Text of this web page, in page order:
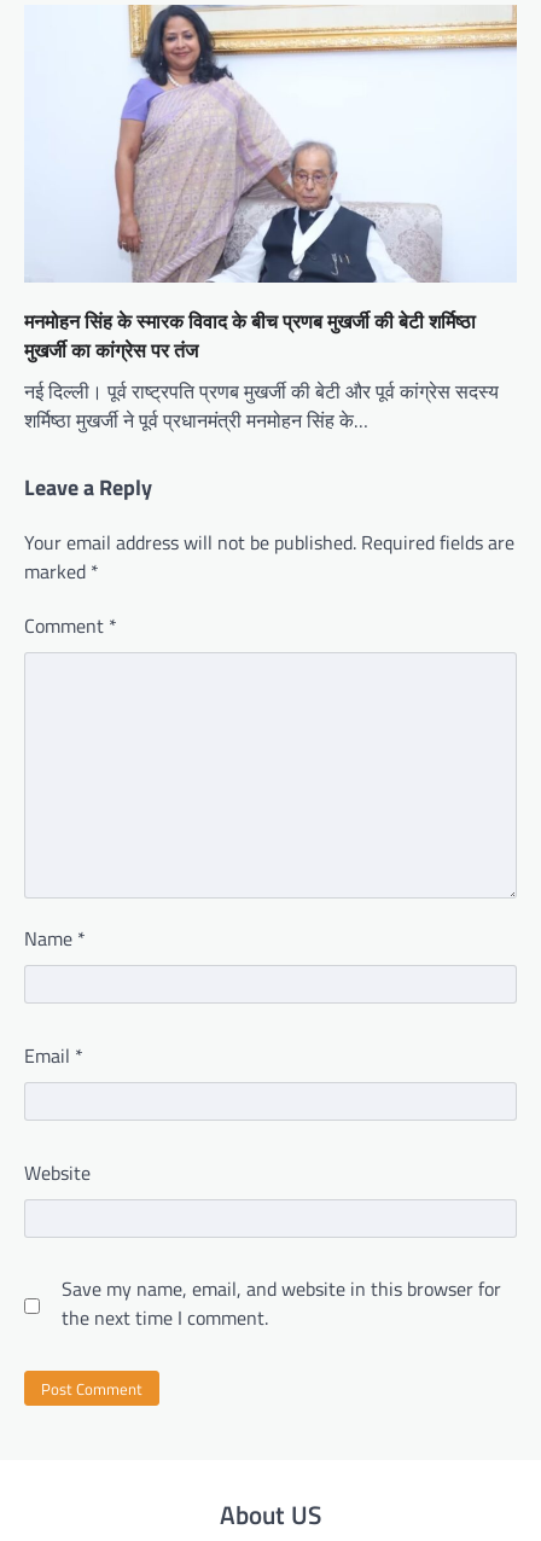
मनमोहन सिंह के स्मारक विवाद के बीच प्रणब मुखर्जी की बेटी शर्मिष्ठा
मुखर्जी का कांग्रेस पर तंज
नई दिल्ली। पूर्व राष्ट्रपति प्रणब मुखर्जी की बेटी और पूर्व कांग्रेस सदस्य
शर्मिष्ठा मुखर्जी ने पूर्व प्रधानमंत्री मनमोहन सिंह के…
Leave a Reply
Your email address will not be published. Required fields are
marked *
Comment *
Name *
Email *
Website
Save my name, email, and website in this browser for
the next time I comment.
About US